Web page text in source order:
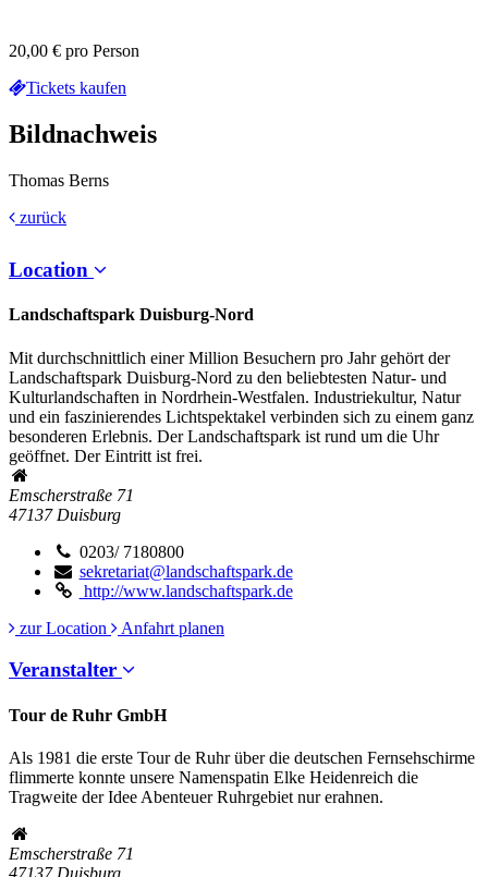
20,00 € pro Person
Tickets kaufen
Bildnachweis
Thomas Berns
zurück
Location
Landschaftspark Duisburg-Nord
Mit durchschnittlich einer Million Besuchern pro Jahr gehört der
Landschaftspark Duisburg-Nord zu den beliebtesten Natur- und
Kulturlandschaften in Nordrhein-Westfalen. Industriekultur, Natur
und ein faszinierendes Lichtspektakel verbinden sich zu einem ganz
besonderen Erlebnis. Der Landschaftspark ist rund um die Uhr
geöffnet. Der Eintritt ist frei.
Emscherstraße 71
47137 Duisburg
0203/ 7180800
sekretariat@landschaftspark.de
http://www.landschaftspark.de
zur Location
Anfahrt planen
Veranstalter
Tour de Ruhr GmbH
Als 1981 die erste Tour de Ruhr über die deutschen Fernsehschirme
flimmerte konnte unsere Namenspatin Elke Heidenreich die
Tragweite der Idee Abenteuer Ruhrgebiet nur erahnen.
Emscherstraße 71
47137 Duisburg